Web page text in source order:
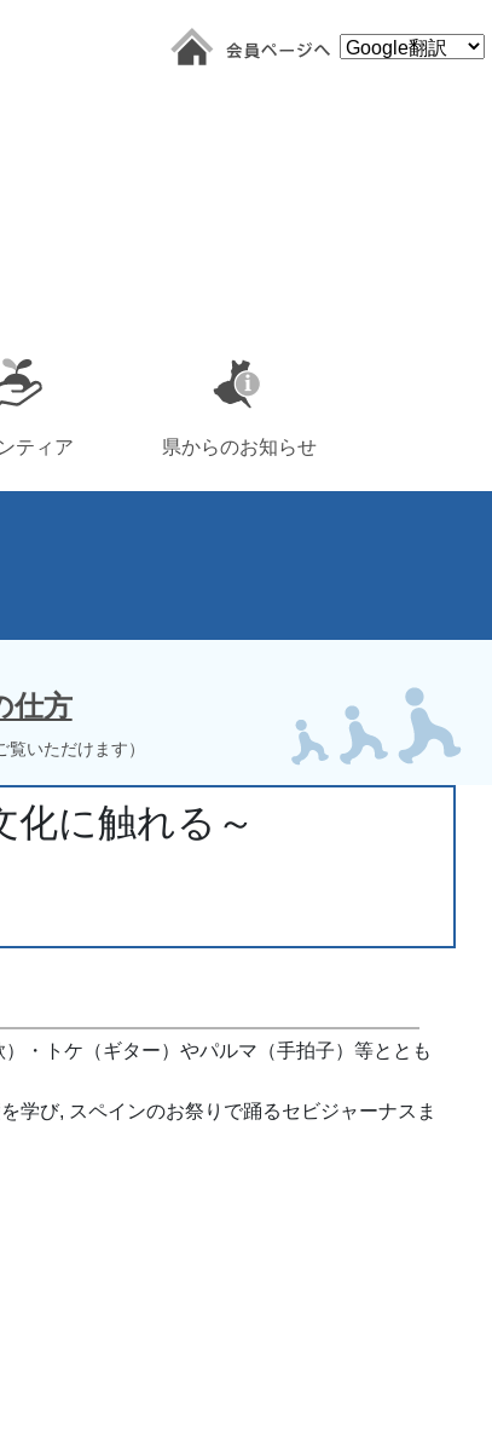
ティア 県からのお知らせ
仕方
いただけます）
に触れる～
・トケ（ギター）やパルマ（手拍子）等ととも
び, スペインのお祭りで踊るセビジャーナスま